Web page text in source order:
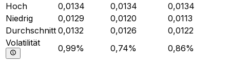
Hoch
0,0134 0,0134
0,0134
Niedrig
0,0129 0,0120
0,0113
Durchschnitt 0,0132 0,0126
0,0122
Volatilität
0,99% 0,74% 0,86%